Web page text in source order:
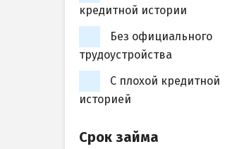
кредитной истории
Без официального
трудоустройства
С плохой кредитной
историей
Срок займа